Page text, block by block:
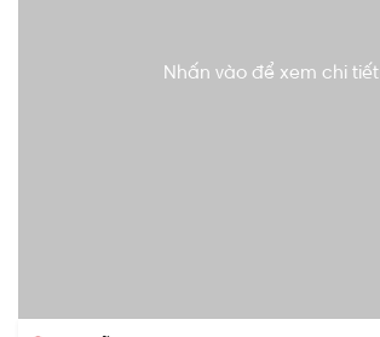
Nhấn vào để xem chi tiết